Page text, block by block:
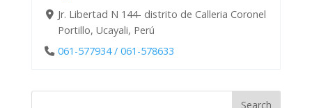
Jr. Libertad N 144- distrito de Calleria Coronel
Portillo, Ucayali, Perú
061-577934 / 061-578633